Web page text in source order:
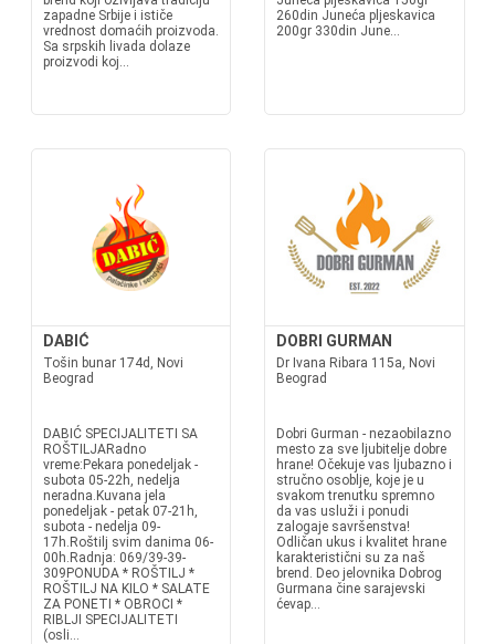
zapadne Srbije i ističe
vrednost domaćih proizvoda.
Sa srpskih livada dolaze
proizvodi koj...
260din Juneća pljeskavica
200gr 330din June...
DABIĆ
Tošin bunar 174d, Novi
Beograd
DABIĆ SPECIJALITETI SA
ROŠTILJARadno
vreme:Pekara ponedeljak -
subota 05-22h, nedelja
neradna.Kuvana jela
ponedeljak - petak 07-21h,
subota - nedelja 09-
17h.Roštilj svim danima 06-
00h.Radnja: 069/39-39-
309PONUDA * ROŠTILJ *
ROŠTILJ NA KILO * SALATE
ZA PONETI * OBROCI *
RIBLJI SPECIJALITETI
(osli...
DOBRI GURMAN
Dr Ivana Ribara 115a, Novi
Beograd
Dobri Gurman - nezaobilazno
mesto za sve ljubitelje dobre
hrane! Očekuje vas ljubazno i
stručno osoblje, koje je u
svakom trenutku spremno
da vas usluži i ponudi
zalogaje savršenstva!
Odličan ukus i kvalitet hrane
karakteristični su za naš
brend. Deo jelovnika Dobrog
Gurmana čine sarajevski
ćevap...